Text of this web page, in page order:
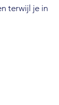
terwijl je in